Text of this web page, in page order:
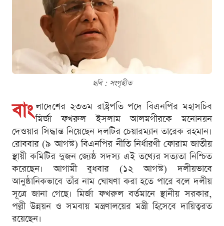
ছবি : সংগৃহীত
বাং লাদেশের ২৩তম রাষ্ট্রপতি পদে বিএনপির মহাসচিব
মির্জা ফখরুল ইসলাম আলমগীরকে মনোনয়ন
দেওয়ার সিদ্ধান্ত নিয়েছেন দলটির চেয়ারম্যান তারেক রহমান।
রোববার (৯ আগস্ট) বিএনপির নীতি নির্ধারণী ফোরাম জাতীয়
স্থায়ী কমিটির দুজন জ্যেষ্ঠ সদস্য এই তথ্যের সত্যতা নিশ্চিত
করেছেন। আগামী বুধবার (১২ আগস্ট) দলীয়ভাবে
আনুষ্ঠানিকভাবে তাঁর নাম ঘোষণা করা হতে পারে বলে দলীয়
সূত্রে জানা গেছে। মির্জা ফখরুল বর্তমানে স্থানীয় সরকার,
পল্লী উন্নয়ন ও সমবায় মন্ত্রণালয়ের মন্ত্রী হিসেবে দায়িত্বরত
রয়েছেন।